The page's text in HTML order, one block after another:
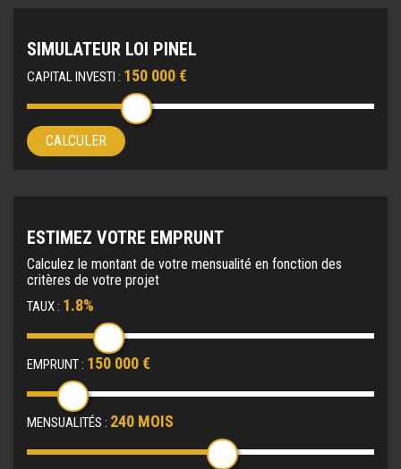
SIMULATEUR LOI PINEL
CAPITAL INVESTI : 150 000 €
CALCULER
ESTIMEZ VOTRE EMPRUNT
Calculez le montant de votre mensualité en fonction des
critères de votre projet
TAUX : 1.8%
EMPRUNT : 150 000 €
MENSUALITÉS : 240 MOIS